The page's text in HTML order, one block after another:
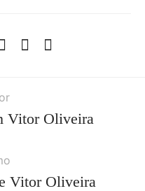
Vitor Oliveira
Vitor Oliveira